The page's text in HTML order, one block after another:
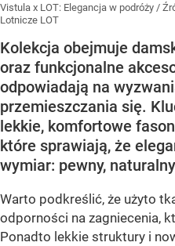
Vistula x LOT: Elegancja w podróży /
Lotnicze LOT
Kolekcja obejmuje
oraz funkcjonalne
odpowiadają na
przemieszczania się.
lekkie, komfortowe
które sprawiają, że
wymiar: pewny,
Warto podkreślić, że użyto
odporności na zagniecenia,
Ponadto lekkie struktury i